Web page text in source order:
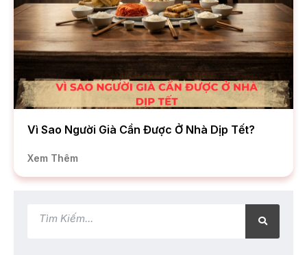
Vì Sao Người Già Cần Được Ở Nhà Dịp Tết?
Xem Thêm
kiếm
Tìm